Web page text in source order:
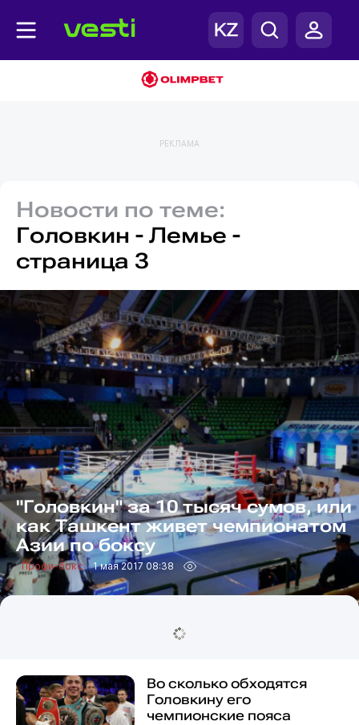
РЕКЛАМА
Новости по теме:
Головкин - Лемье -
страница 3
"Головкин" за 10 тысяч сумов, или
как Ташкент живет чемпионатом
Азии по боксу
Профи-бокс 1 мая 2017 08:38
Во сколько обходятся
Головкину его
чемпионские пояса